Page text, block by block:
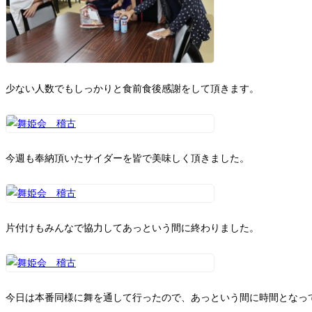
少ない人数でもしっかりと食前食後感謝をして頂きます。
今週も奉納頂いたサイダーを皆で美味しく頂きました。
片付けもみんなで協力してあっという間に終わりました。
今日は本番同様に舞を通して行ったので、あっという間に時間となっ